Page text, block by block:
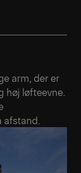
arm, der er
høj løfteevne.
afstand.